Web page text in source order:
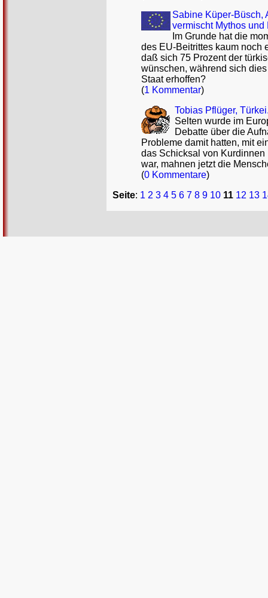
Sabine Küper-Büsch,
vermischt Mythos und
Im Grunde hat die
des EU-Beitrittes kaum noch
daß sich 75 Prozent der
wünschen, während sich
Staat erhoffen?
(1 Kommentar)
Tobias Pflüger,
Selten wurde im
Debatte über die
Probleme damit hatten, mit
das Schicksal von
war, mahnen jetzt die
(0 Kommentare)
Seite: 1 2 3 4 5 6 7 8 9 10 11 12 13